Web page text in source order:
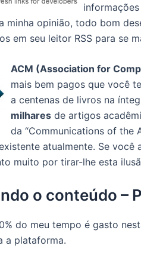
informações
minha opinião, todo bom
em seu leitor RSS para se
ACM (Association for
mais bem pagos que você
a centenas de livros na
milhares de artigos
da “Communications of the
atualmente. Se
muito por tirar-lhe esta
o conteúdo –
do meu tempo é gasto
a plataforma.